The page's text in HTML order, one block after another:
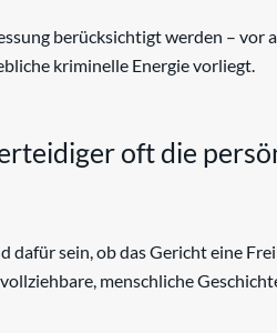
berücksichtigt werden – vor
kriminelle Energie vorliegt.
oft die
dafür sein, ob das Gericht eine
menschliche